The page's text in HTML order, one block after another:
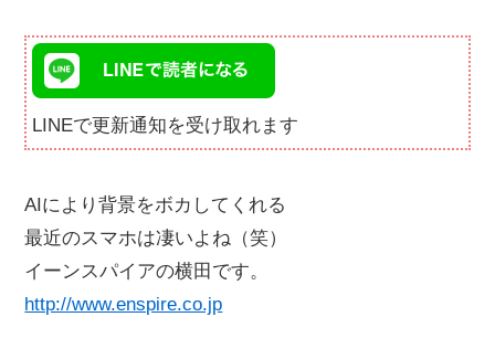
LINEで更新通知を受け取れます
AIにより背景をボカしてくれる
最近のスマホは凄いよね（笑）
イーンスパイアの横田です。
http://www.enspire.co.jp